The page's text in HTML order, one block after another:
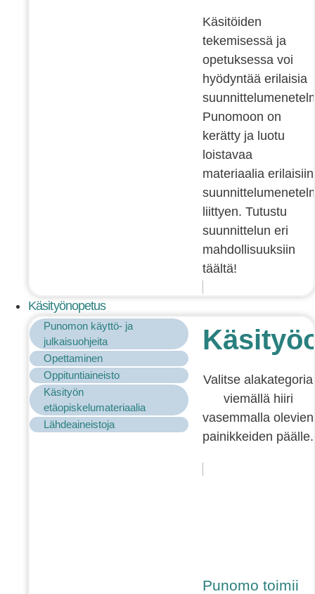
Käsitöiden
tekemisessä ja
opetuksessa voi
hyödyntää erilaisia
Punomoon on
kerätty ja luotu
loistavaa
materiaalia erilaisiin
liittyen. Tutustu
suunnittelun eri
mahdollisuuksiin
täältä!
Käsityönopetus
Punomon käyttö- ja
julkaisuohjeita
Opettaminen
Oppituntiaineisto
Käsityön
etäopiskelumateriaalia
Lähdeaineistoja
Valitse alakategoria
viemällä hiiri
vasemmalla olevien
painikkeiden päälle.
Punomo toimii